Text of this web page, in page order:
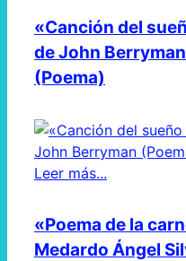
«Canción del
de John Berryman
(Poema)
Leer más...
«Poema de la
Medardo Ángel